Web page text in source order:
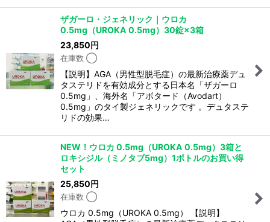
ザガーロ・ジェネリック｜ウロカ
0.5mg（UROKA 0.5mg）30錠×3箱
23,850円
在庫数 ◯
【説明】AGA（男性型脱毛症）の最新治療薬デュ
タステリドを有効成分とする日本名「ザガーロ
0.5mg」、海外名「アボタード（Avodart）
0.5mg」のタイ製ジェネリックです 。デュタステ
リドの効果…
NEW！ウロカ 0.5mg（UROKA 0.5mg）3箱と
ロキシジル（ミノタブ5mg）1ボトルのお買い得
セット
25,850円
在庫数 ◯
ウロカ 0.5mg（UROKA 0.5mg） 【説明】